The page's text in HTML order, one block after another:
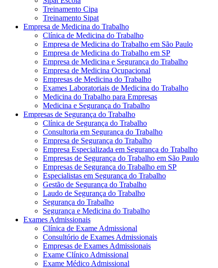
Treinamento Cipa
Treinamento Sipat
Empresa de Medicina do Trabalho
Clínica de Medicina do Trabalho
Empresa de Medicina do Trabalho em São Paulo
Empresa de Medicina do Trabalho em SP
Empresa de Medicina e Segurança do Trabalho
Empresa de Medicina Ocupacional
Empresas de Medicina do Trabalho
Exames Laboratoriais de Medicina do Trabalho
Medicina do Trabalho para Empresas
Medicina e Segurança do Trabalho
Empresas de Segurança do Trabalho
Clínica de Segurança do Trabalho
Consultoria em Segurança do Trabalho
Empresa de Segurança do Trabalho
Empresa Especializada em Segurança do Trabalho
Empresas de Segurança do Trabalho em São Paulo
Empresas de Segurança do Trabalho em SP
Especialistas em Segurança do Trabalho
Gestão de Segurança do Trabalho
Laudo de Segurança do Trabalho
Segurança do Trabalho
Segurança e Medicina do Trabalho
Exames Admissionais
Clínica de Exame Admissional
Consultório de Exames Admissionais
Empresas de Exames Admissionais
Exame Clínico Admissional
Exame Médico Admissional